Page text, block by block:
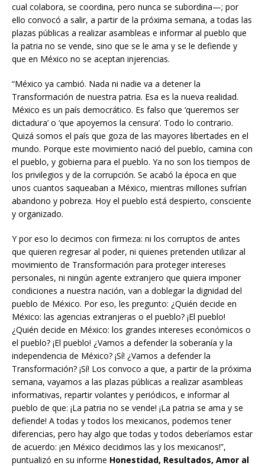
cual colabora, se coordina, pero nunca se subordina—; por
ello convocó a salir, a partir de la próxima semana, a todas las
plazas públicas a realizar asambleas e informar al pueblo que
la patria no se vende, sino que se le ama y se le defiende y
que en México no se aceptan injerencias.
“México ya cambió. Nada ni nadie va a detener la
Transformación de nuestra patria. Esa es la nueva realidad.
México es un país democrático. Es falso que ‘queremos ser
dictadura’ o ‘que apoyemos la censura’. Todo lo contrario.
Quizá somos el país que goza de las mayores libertades en el
mundo. Porque este movimiento nació del pueblo, camina con
el pueblo, y gobierna para el pueblo. Ya no son los tiempos de
los privilegios y de la corrupción. Se acabó la época en que
unos cuantos saqueaban a México, mientras millones sufrían
abandono y pobreza. Hoy el pueblo está despierto, consciente
y organizado.
Y por eso lo decimos con firmeza: ni los corruptos de antes
que quieren regresar al poder, ni quienes pretenden utilizar al
movimiento de Transformación para proteger intereses
personales, ni ningún agente extranjero que quiera imponer
condiciones a nuestra nación, van a doblegar la dignidad del
pueblo de México. Por eso, les pregunto: ¿Quién decide en
México: las agencias extranjeras o el pueblo? ¡El pueblo!
¿Quién decide en México: los grandes intereses económicos o
el pueblo? ¡El pueblo! ¿Vamos a defender la soberanía y la
independencia de México? ¡Sí! ¿Vamos a defender la
Transformación? ¡Sí! Los convoco a que, a partir de la próxima
semana, vayamos a las plazas públicas a realizar asambleas
informativas, repartir volantes y periódicos, e informar al
pueblo de que: ¡La patria no se vende! ¡La patria se ama y se
defiende! A todas y todos los mexicanos, podemos tener
diferencias, pero hay algo que todas y todos deberíamos estar
de acuerdo: ¡en México decidimos las y los mexicanos!”,
puntualizó en su informe Honestidad, Resultados, Amor al